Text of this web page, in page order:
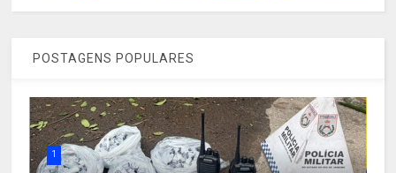
POSTAGENS POPULARES
1